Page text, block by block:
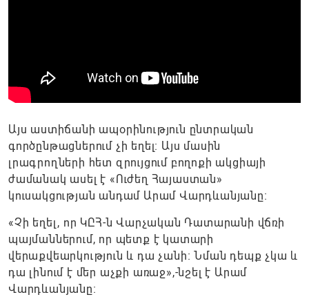
Այս աստիճանի ապօրինություն ընտրական
գործընթացներում չի եղել։ Այս մասին
լրագրողների հետ զրույցում բողոքի ակցիայի
ժամանակ ասել է «Ուժեղ Հայաստան»
կուսակցության անդամ Արամ Վարդևանյանը։
«Չի եղել, որ ԿԸՀ-ն Վարչական Դատարանի վճռի
պայմաններում, որ պետք է կատարի
վերաքվեարկություն և դա չանի։ Նման դեպք չկա և
դա լինում է մեր աչքի առաջ»,-նշել է Արամ
Վարդևանյանը։